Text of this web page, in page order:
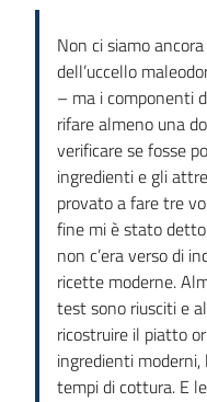
Non ci siamo
dell’uccello
– ma i componenti
rifare almeno una
verificare se fosse
ingredienti e gli
provato a fare tre
fine mi è stato
non c’era verso di
ricette moderne.
test sono riusciti e
ricostruire il piatto
ingredienti
tempi di cottura. E